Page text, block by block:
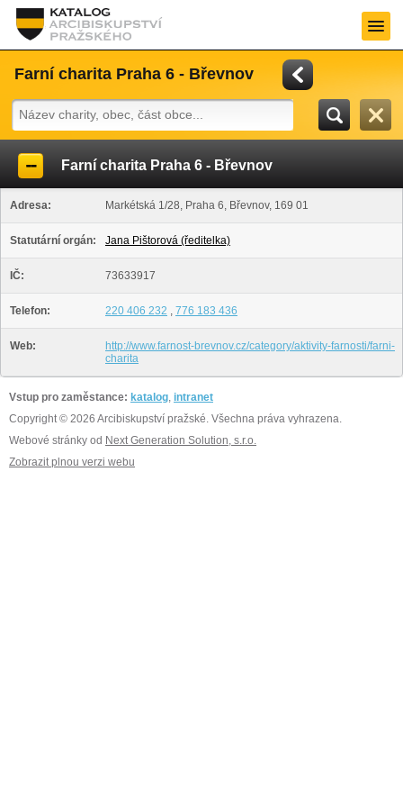
Farní charita Praha 6 - Břevnov
Farní charita Praha 6 - Břevnov
Adresa: Markétská 1/28, Praha 6, Břevnov, 169 01
Statutární orgán: Jana Pištorová (ředitelka)
IČ: 73633917
Telefon: 220 406 232 , 776 183 436
Web:
http://www.farnost-brevnov.cz/category/aktivity-farnosti/farni-
charita
Vstup pro zaměstance: katalog, intranet
Copyright © 2026 Arcibiskupství pražské. Všechna práva vyhrazena.
Webové stránky od Next Generation Solution, s.r.o.
Zobrazit plnou verzi webu